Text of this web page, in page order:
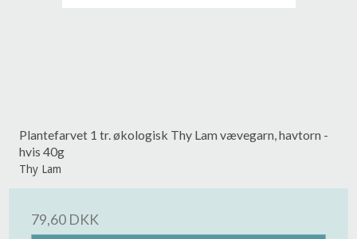
Plantefarvet 1 tr. økologisk Thy Lam vævegarn, havtorn -
hvis 40g
Thy Lam
79,60 DKK